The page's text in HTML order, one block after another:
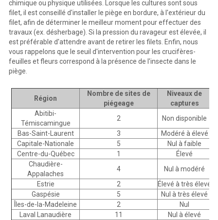
chimique ou physique utilisées. Lorsque les cultures sont sous
filet, il est conseillé d'installer le piège en bordure, à l'extérieur du
filet, afin de déterminer le meilleur moment pour effectuer des
travaux (ex. désherbage). Si la pression du ravageur est élevée, il
est préférable d'attendre avant de retirer les filets. Enfin, nous
vous rappelons que le seuil d'intervention pour les crucifères-
feuilles et fleurs correspond à la présence de l'insecte dans le
piège.
Région
Nombre de sites de
piégeage
Niveaux de
captures
Abitibi-
Témiscamingue
2
Non disponible
Bas-Saint-Laurent
3
Modéré à élevé
Capitale-Nationale
5
Nul à faible
Centre-du-Québec
1
Élevé
Chaudière-
Appalaches
4
Nul à modéré
Estrie
2
Élevé à très élevé
Gaspésie
5
Nul à très élevé
Îles-de-la-Madeleine
2
Nul
Laval Lanaudière
11
Nul à élevé